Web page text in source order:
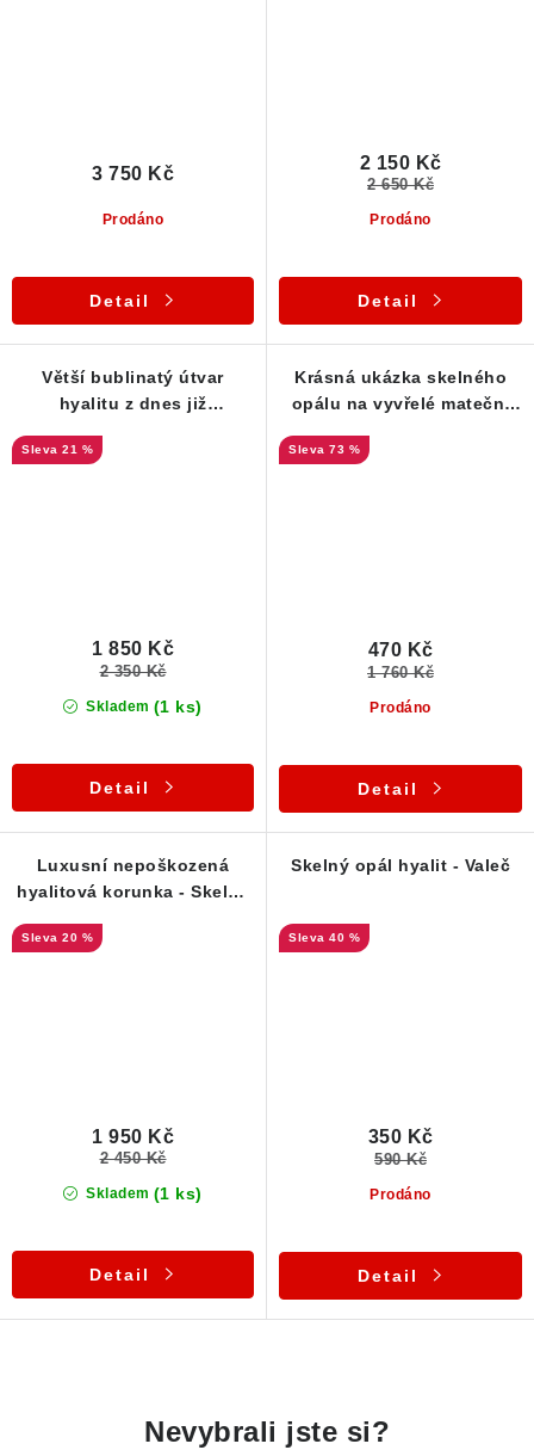
Prodáno
3 750 Kč
Detail
Prodáno
2 150 Kč
2 650 Kč
Detail
Větší bublinatý útvar
hyalitu z dnes již
21 %
Skladem (1 ks)
1 850 Kč
2 350 Kč
Detail
Krásná ukázka skelného
opálu na vyvřelé mateční
73 %
Prodáno
470 Kč
1 760 Kč
Detail
Luxusní nepoškozená
hyalitová korunka - Skelný
20 %
Skladem (1 ks)
1 950 Kč
2 450 Kč
Detail
Skelný opál hyalit - Valeč
40 %
Prodáno
350 Kč
590 Kč
Detail
Nevybrali jste si?